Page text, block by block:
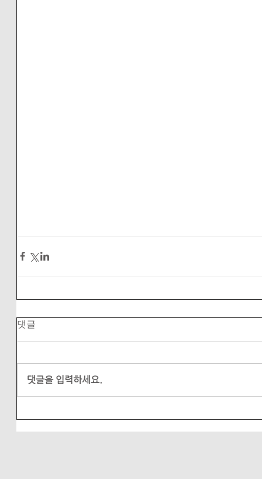
댓글
댓글을 입력하세요.